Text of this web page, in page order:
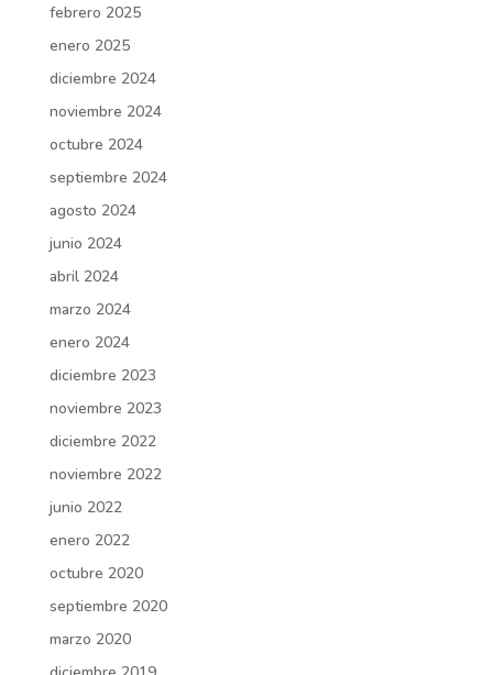
febrero 2025
enero 2025
diciembre 2024
noviembre 2024
octubre 2024
septiembre 2024
agosto 2024
junio 2024
abril 2024
marzo 2024
enero 2024
diciembre 2023
noviembre 2023
diciembre 2022
noviembre 2022
junio 2022
enero 2022
octubre 2020
septiembre 2020
marzo 2020